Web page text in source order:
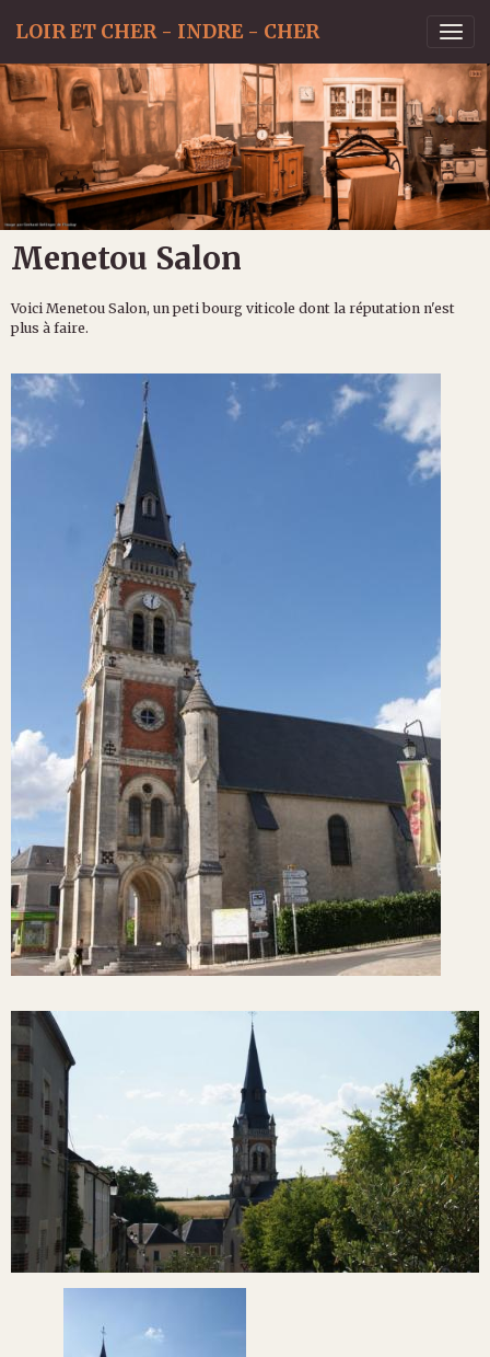
LOIR ET CHER - INDRE - CHER
Menetou Salon
Voici Menetou Salon, un peti bourg viticole dont la réputation n'est
plus à faire.